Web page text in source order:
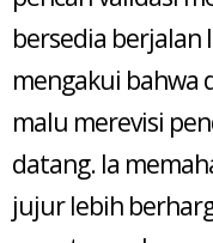
bersedia
mengakui bahwa
malu merevisi
datang. Ia
jujur lebih